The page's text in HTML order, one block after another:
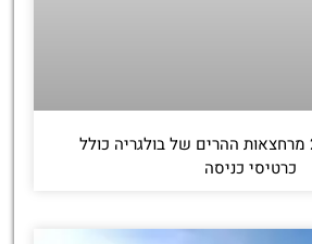
טיול מבורובץ ל-2 מרחצאות ההרים של בולגריה כולל
כרטיסי כניסה